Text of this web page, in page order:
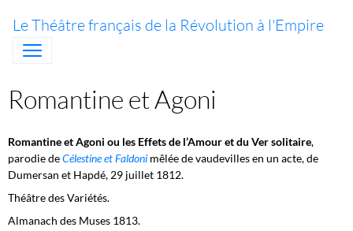
Le Théâtre français de la Révolution à l'Empire
Romantine et Agoni
Romantine et Agoni ou les Effets de l’Amour et du Ver solitaire,
parodie deCélestine et Faldoni mêlée de vaudevilles en un acte, de
Dumersan et Hapdé, 29 juillet 1812.
Théâtre des Variétés.
Almanach des Muses 1813.